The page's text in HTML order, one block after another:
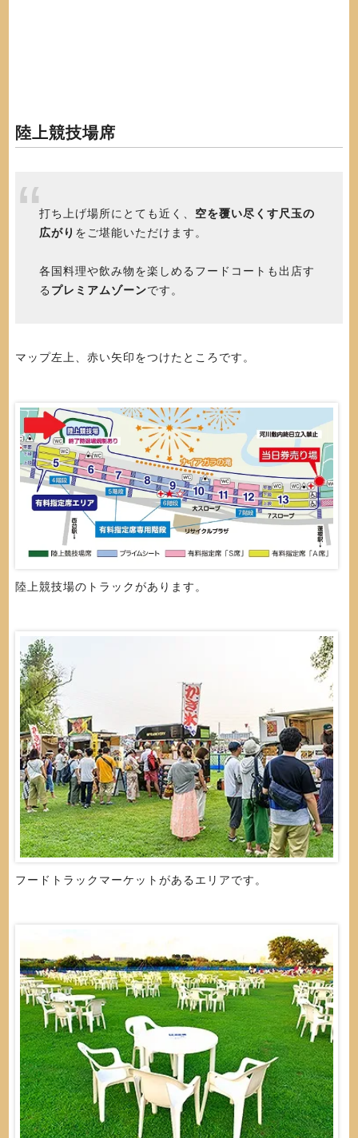
陸上競技場席
打ち上げ場所にとても近く、 空を覆い尽くす尺玉の
広がり をご堪能いただけます。
各国料理や飲み物を楽しめるフードコートも出店す
る プレミアムゾーンです。
マップ左上、赤い矢印をつけたところです。
陸上競技場のトラックがあります。
フードトラックマーケットがあるエリアです。